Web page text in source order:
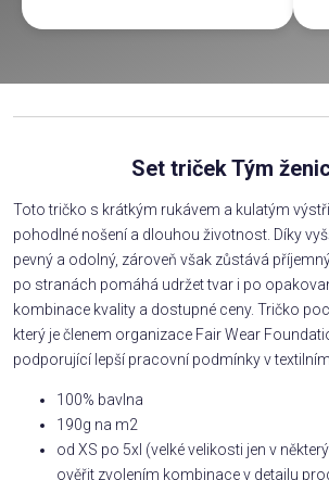
Set triček Tým
Toto tričko s krátkým rukávem a kulatým
pohodlné nošení a dlouhou životnost. Díky
pevný a odolný, zároveň však zůstává
po stranách pomáhá udržet tvar i po
kombinace kvality a dostupné ceny. Tričko
který je členem organizace Fair Wear
podporující lepší pracovní podmínky v
100% bavlna
190g na m2
od XS po 5xl (velké velikosti jen v
ověřit zvolením kombinace v detailu